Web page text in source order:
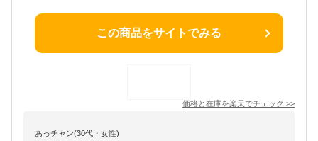
この商品をサイトでみる
価格と在庫を楽天でチェック >>
あっチャン(30代・女性)